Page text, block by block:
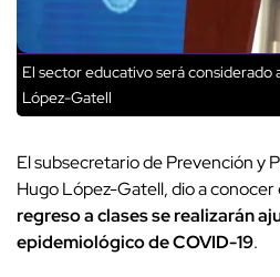
El sector educativo será considerado
López-Gatell
El subsecretario de Prevención y
Hugo López-Gatell, dio a
regreso a clases se realizarán
epidemiológico de COVID-19.